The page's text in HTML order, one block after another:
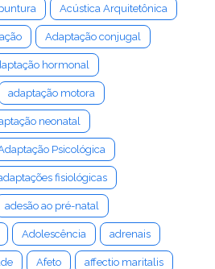
Acústica Arquitetônica
Adaptação conjugal
hormonal
adaptação motora
neonatal
Psicológica
fisiológicas
adesão ao pré-natal
Adolescência adrenais
Afeto affectio maritalis